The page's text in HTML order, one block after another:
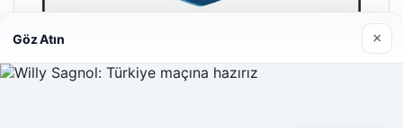
Göz Atın ×